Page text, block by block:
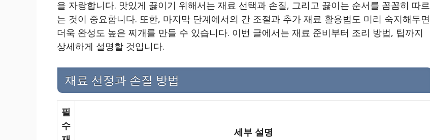
을 자랑합니다. 맛있게 끓이기 위해서는 재료 선택과 손질, 그리고 끓이는 순서를 꼼꼼히 따르
는 것이 중요합니다. 또한, 마지막 단계에서의 간 조절과 추가 재료 활용법도 미리 숙지해두면
더욱 완성도 높은 찌개를 만들 수 있습니다. 이번 글에서는 재료 준비부터 조리 방법, 팁까지
상세하게 설명할 것입니다.
재료 선정과 손질 방법
필
수
세부 설명